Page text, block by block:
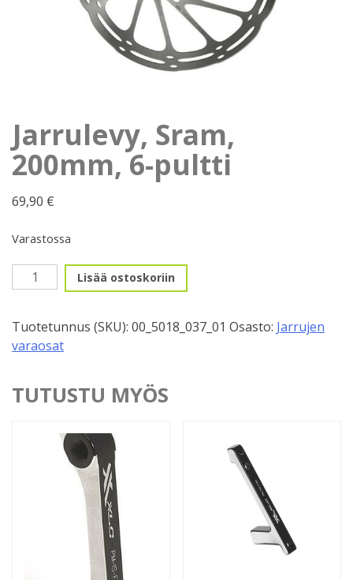
Jarrulevy, Sram,
200mm, 6-pultti
69,90 €
Varastossa
Jarrulevy,
Sram,
6-
pultti
Lisää ostoskoriin
Tuotetunnus (SKU): 00_5018_037_01 Osasto: Jarrujen
varaosat
TUTUSTU MYÖS